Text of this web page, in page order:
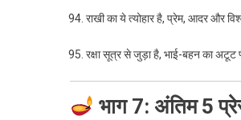
राखी का ये त्योहार है, प्रेम, आदर और
रक्षा सूत्र से जुड़ा है, भाई-बहन का अटूट
भाग 7: अंतिम 5